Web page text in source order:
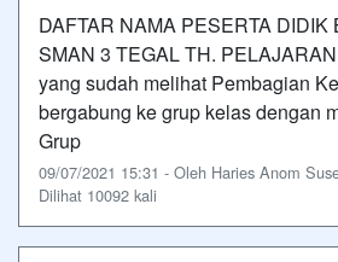
DAFTAR NAMA PESERTA DIDIK
SMAN 3 TEGAL TH.
yang sudah melihat Pembagian
bergabung ke grup kelas dengan
Grup
09/07/2021 15:31 - Oleh Haries Anom
Dilihat 10092 kali